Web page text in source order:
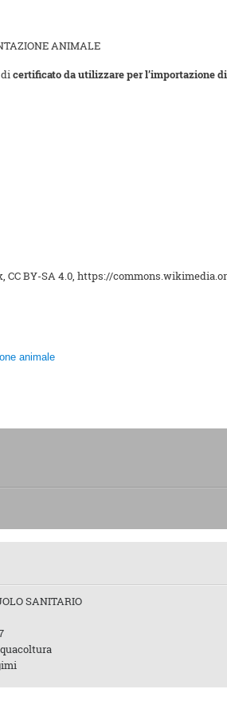
ANIMALE
certificato da utilizzare per l’importazione
CC BY-SA 4.0, https://
animale
SANITARIO